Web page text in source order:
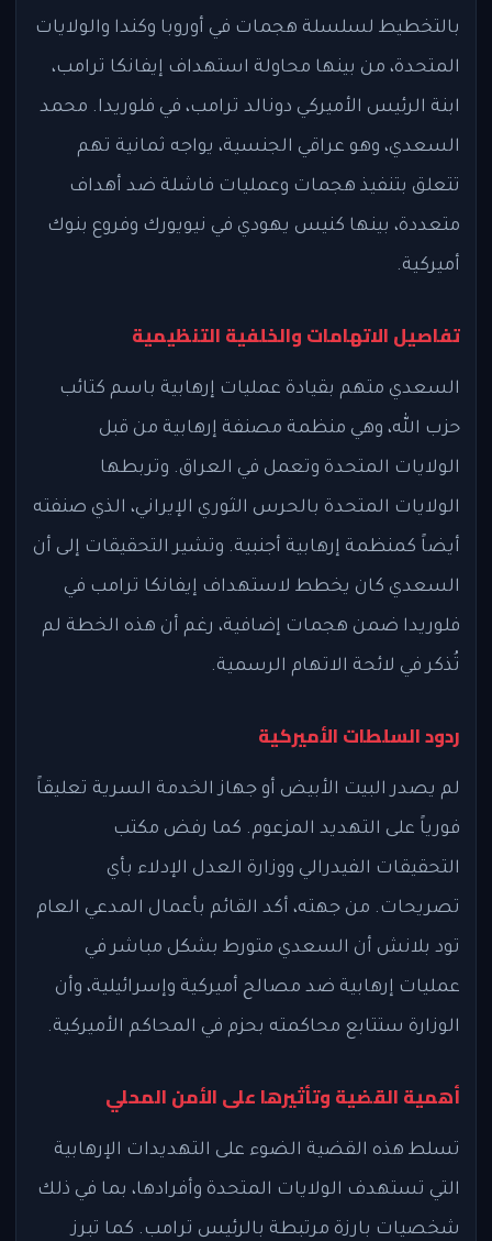
بالتخطيط لسلسلة هجمات في أوروبا وكندا والولايات
المتحدة، من بينها محاولة استهداف إيفانكا ترامب،
ابنة الرئيس الأميركي دونالد ترامب، في فلوريدا. محمد
السعدي، وهو عراقي الجنسية، يواجه ثمانية تهم
تتعلق بتنفيذ هجمات وعمليات فاشلة ضد أهداف
متعددة، بينها كنيس يهودي في نيويورك وفروع بنوك
أميركية.
تفاصيل الاتهامات والخلفية التنظيمية
السعدي متهم بقيادة عمليات إرهابية باسم كتائب
حزب الله، وهي منظمة مصنفة إرهابية من قبل
الولايات المتحدة وتعمل في العراق. وتربطها
الولايات المتحدة بالحرس الثوري الإيراني، الذي صنفته
أيضاً كمنظمة إرهابية أجنبية. وتشير التحقيقات إلى أن
السعدي كان يخطط لاستهداف إيفانكا ترامب في
فلوريدا ضمن هجمات إضافية، رغم أن هذه الخطة لم
تُذكر في لائحة الاتهام الرسمية.
ردود السلطات الأميركية
لم يصدر البيت الأبيض أو جهاز الخدمة السرية تعليقاً
فورياً على التهديد المزعوم. كما رفض مكتب
التحقيقات الفيدرالي ووزارة العدل الإدلاء بأي
تصريحات. من جهته، أكد القائم بأعمال المدعي العام
تود بلانش أن السعدي متورط بشكل مباشر في
عمليات إرهابية ضد مصالح أميركية وإسرائيلية، وأن
الوزارة ستتابع محاكمته بحزم في المحاكم الأميركية.
أهمية القضية وتأثيرها على الأمن المحلي
تسلط هذه القضية الضوء على التهديدات الإرهابية
التي تستهدف الولايات المتحدة وأفرادها، بما في ذلك
شخصيات بارزة مرتبطة بالرئيس ترامب. كما تبرز